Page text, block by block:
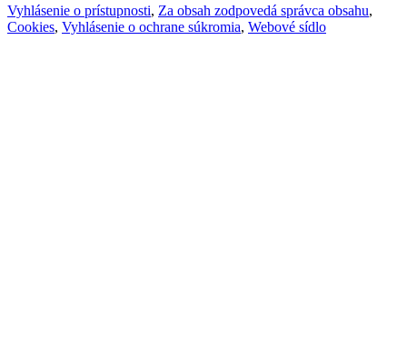
Vyhlásenie o prístupnosti, Za obsah zodpovedá správca obsahu,
Cookies, Vyhlásenie o ochrane súkromia, Webové sídlo